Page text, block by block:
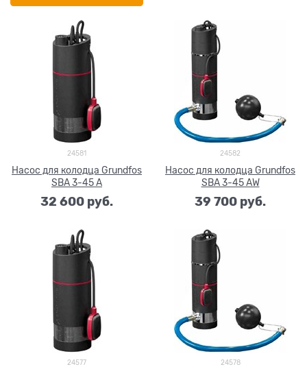
24581
Насос для колодца Grundfos
SBA 3-45 A
32 600 руб.
24582
Насос для колодца Grundfos
SBA 3-45 AW
39 700 руб.
24577 24578